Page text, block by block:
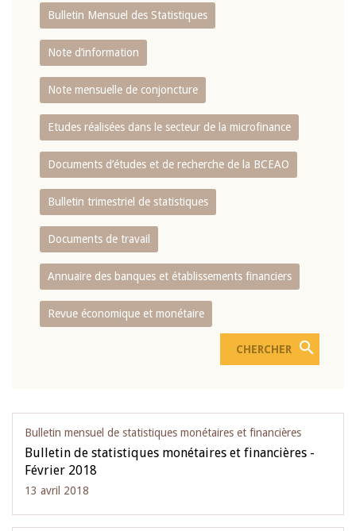
Bulletin Mensuel des Statistiques
Note d’information
Note mensuelle de conjoncture
Etudes réalisées dans le secteur de la microfinance
Documents d’études et de recherche de la BCEAO
Bulletin trimestriel de statistiques
Documents de travail
Annuaire des banques et établissements financiers
Revue économique et monétaire
Bulletin mensuel de statistiques monétaires et financières
Bulletin de statistiques monétaires et financières -
Février 2018
13 avril 2018